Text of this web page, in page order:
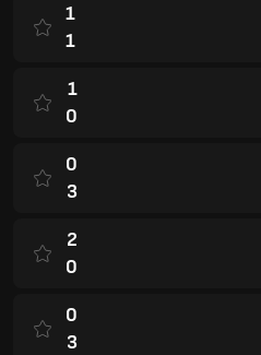
1
1
1
0
0
3
2
0
0
3